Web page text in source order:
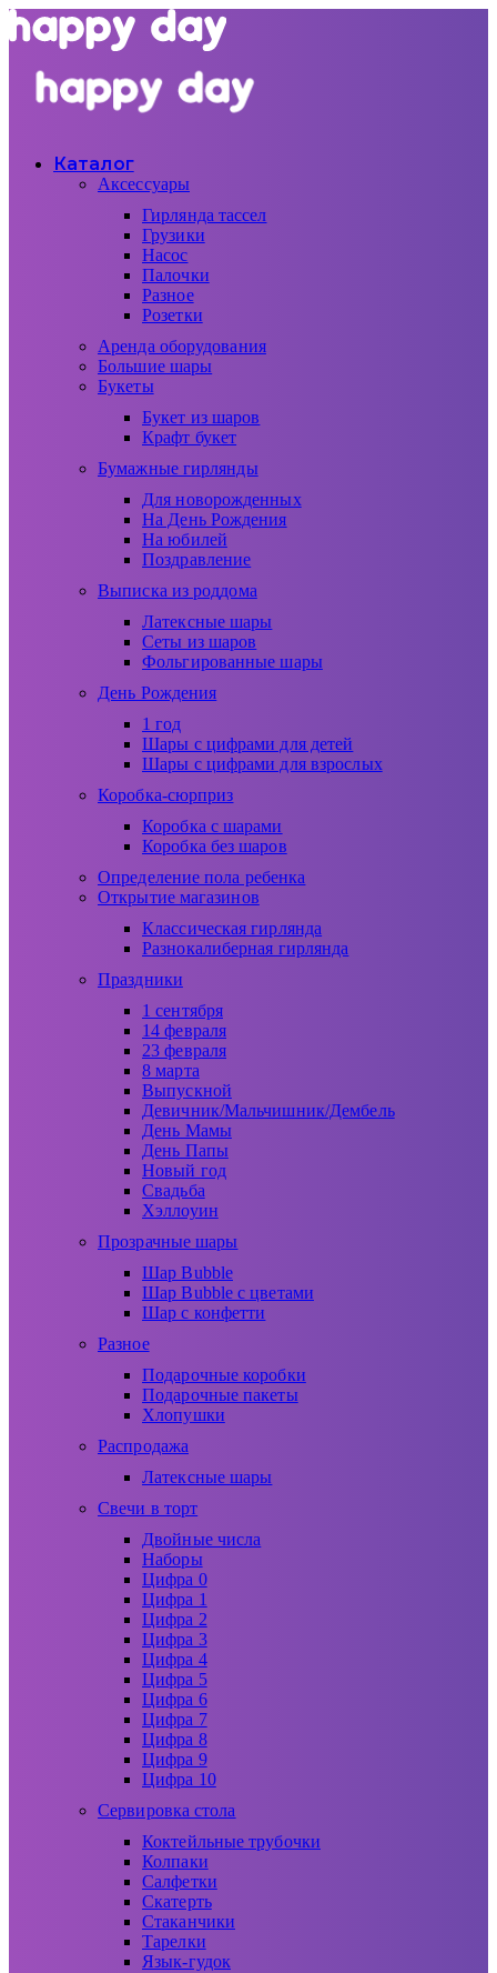
Каталог
Аксессуары
Гирлянда тассел
Грузики
Насос
Палочки
Разное
Розетки
Аренда оборудования
Большие шары
Букеты
Букет из шаров
Крафт букет
Бумажные гирлянды
Для новорожденных
На День Рождения
На юбилей
Поздравление
Выписка из роддома
Латексные шары
Сеты из шаров
Фольгированные шары
День Рождения
1 год
Шары с цифрами для детей
Шары с цифрами для взрослых
Коробка-сюрприз
Коробка с шарами
Коробка без шаров
Определение пола ребенка
Открытие магазинов
Классическая гирлянда
Разнокалиберная гирлянда
Праздники
1 сентября
14 февраля
23 февраля
8 марта
Выпускной
Девичник/Мальчишник/Дембель
День Мамы
День Папы
Новый год
Свадьба
Хэллоуин
Прозрачные шары
Шар Bubble
Шар Bubble с цветами
Шар с конфетти
Разное
Подарочные коробки
Подарочные пакеты
Хлопушки
Распродажа
Латексные шары
Свечи в торт
Двойные числа
Наборы
Цифра 0
Цифра 1
Цифра 2
Цифра 3
Цифра 4
Цифра 5
Цифра 6
Цифра 7
Цифра 8
Цифра 9
Цифра 10
Сервировка стола
Коктейльные трубочки
Колпаки
Салфетки
Скатерть
Стаканчики
Тарелки
Язык-гудок